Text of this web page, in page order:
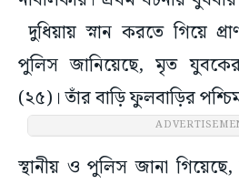
দুধিয়ায় স্নান করতে গিয়ে
পুলিস জানিয়েছে, মৃত
(২৫)। তাঁর বাড়ি ফুলবাড়ির
স্থানীয় ও পুলিস জানা